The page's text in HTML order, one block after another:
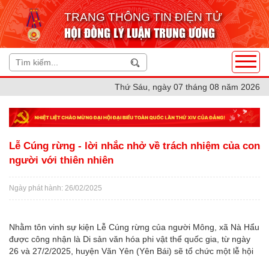
TRANG THÔNG TIN ĐIỆN TỬ
HỘI ĐỒNG LÝ LUẬN TRUNG ƯƠNG
Thứ Sáu, ngày 07 tháng 08 năm 2026
Lễ Cúng rừng - lời nhắc nhở về trách nhiệm của con
người với thiên nhiên
Ngày phát hành: 26/02/2025
Nhằm tôn vinh sự kiện Lễ Cúng rừng của người Mông, xã Nà Hẩu
được công nhận là Di sản văn hóa phi vật thể quốc gia, từ ngày
26 và 27/2/2025, huyện Văn Yên (Yên Bái) sẽ tổ chức một lễ hội